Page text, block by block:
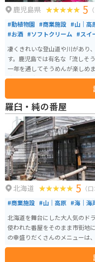
鹿児島県 5
#動植物園 #商業施設 #山｜高
#お酒 #ソフトクリーム #スイ
凄くきれいな登山道や川があり
す。鹿児島では有名な「流しそ
一年を通してそうめんが楽しめ
流にしか生息しない魚も楽しめ
羅臼・純の番屋
北海道 5 （
#商業施設 #山｜高原 #海｜海
北海道を舞台にした大人気のド
使われた番屋をそのまま市街地
の幸盛りだくさんのメニューは